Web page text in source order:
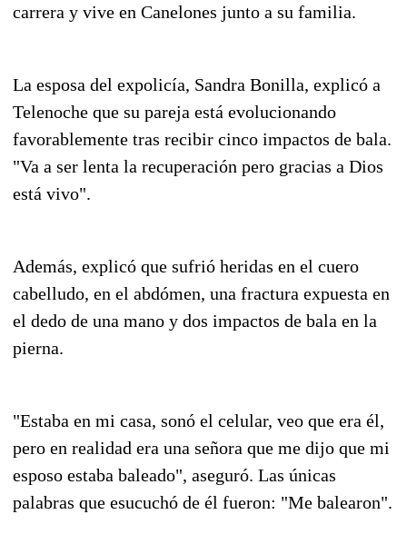
carrera y vive en Canelones junto a su familia.
La esposa del expolicía, Sandra Bonilla, explicó a
Telenoche que su pareja está evolucionando
favorablemente tras recibir cinco impactos de bala.
"Va a ser lenta la recuperación pero gracias a Dios
está vivo".
Además, explicó que sufrió heridas en el cuero
cabelludo, en el abdómen, una fractura expuesta en
el dedo de una mano y dos impactos de bala en la
pierna.
"Estaba en mi casa, sonó el celular, veo que era él,
pero en realidad era una señora que me dijo que mi
esposo estaba baleado", aseguró. Las únicas
palabras que esucuchó de él fueron: "Me balearon".